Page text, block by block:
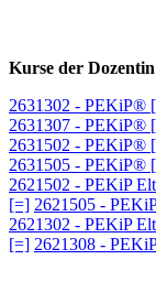
Kurse der Dozentin
2631302 - PEKiP®
2631307 - PEKiP®
2631502 - PEKiP®
2631505 - PEKiP®
2621502 - PEKiP
[=] 2621505 -
2621302 - PEKiP
[=] 2621308 -